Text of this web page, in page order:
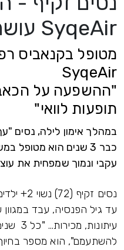
SyqeAir עושה פלאים
מטופל בקנאביס
SyqeAir
"ההשפעה על הכאב
תופעות לוואי"
במהלך אימון לילה, נסים
עקבי ונמוך שמפחית את
עד גיל הפנסיה, עבד
להשתעמם", הוא מספר